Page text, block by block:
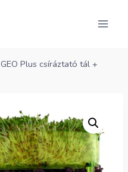
GEO Plus csíráztató tál +